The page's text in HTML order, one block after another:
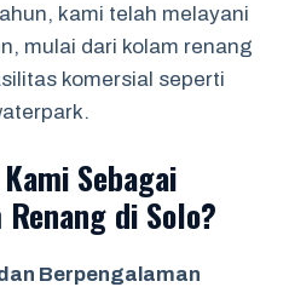
kami telah melayani
mulai dari kolam renang
komersial seperti
Sebagai
di Solo?
Berpengalaman